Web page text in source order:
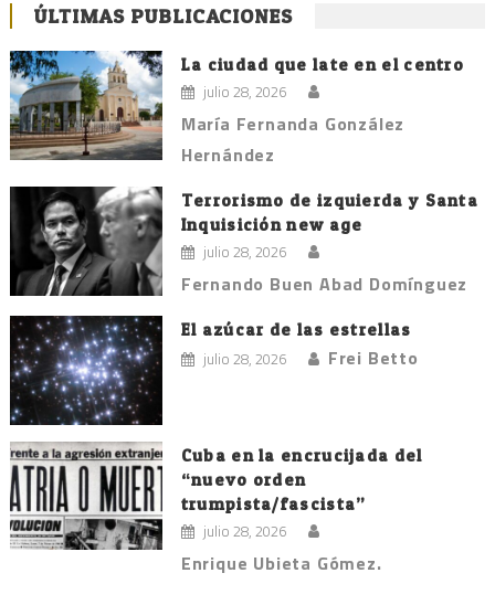
ÚLTIMAS PUBLICACIONES
La ciudad que late en el centro
julio 28, 2026
María Fernanda González
Hernández
Terrorismo de izquierda y Santa
Inquisición new age
julio 28, 2026
Fernando Buen Abad Domínguez
El azúcar de las estrellas
julio 28, 2026 Frei Betto
Cuba en la encrucijada del
“nuevo orden
trumpista/fascista”
julio 28, 2026
Enrique Ubieta Gómez.